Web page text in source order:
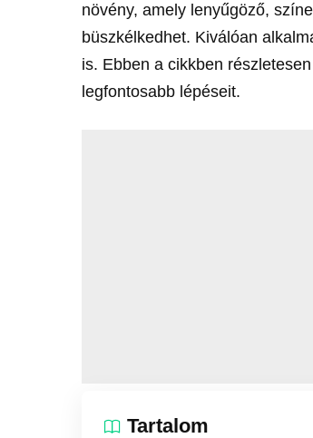
növény, amely lenyűgöző,
büszkélkedhet. Kiválóan
is. Ebben a cikkben
legfontosabb lépéseit.
Tartalom